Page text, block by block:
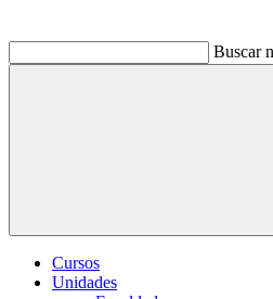
Buscar
Buscar
Cursos
Unidades